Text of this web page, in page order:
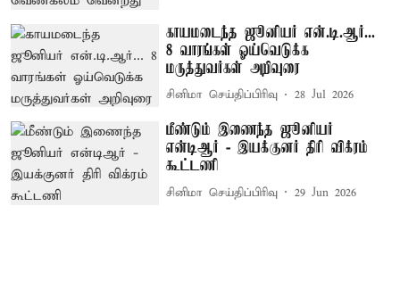
காயமடைந்த ஜூனியர் என்.டி.ஆர்...
8 வாரங்கள் ஓய்வெடுக்க
மருத்துவர்கள் அறிவுரை
சினிமா செய்திப்பிரிவு 28 Jul 2026
மீண்டும் இணைந்த ஜூனியர்
என்டிஆர் - இயக்குனர் திரி விக்ரம்
கூட்டணி
சினிமா செய்திப்பிரிவு 29 Jun 2026